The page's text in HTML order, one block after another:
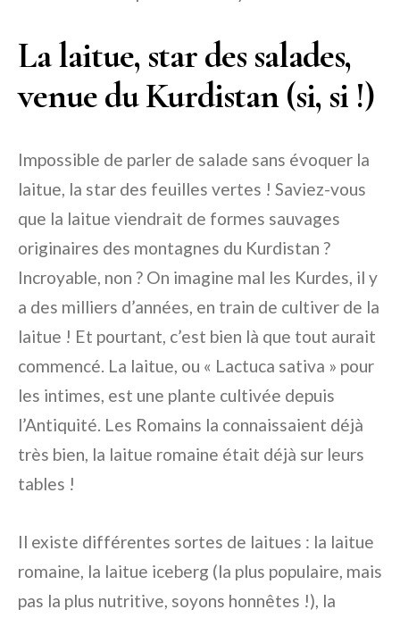
La laitue, star des salades,
venue du Kurdistan (si, si !)
Impossible de parler de salade sans évoquer la
laitue, la star des feuilles vertes ! Saviez-vous
que la laitue viendrait de formes sauvages
originaires des montagnes du Kurdistan ?
Incroyable, non ? On imagine mal les Kurdes, il y
a des milliers d’années, en train de cultiver de la
laitue ! Et pourtant, c’est bien là que tout aurait
commencé. La laitue, ou « Lactuca sativa » pour
les intimes, est une plante cultivée depuis
l’Antiquité. Les Romains la connaissaient déjà
très bien, la laitue romaine était déjà sur leurs
tables !
Il existe différentes sortes de laitues : la laitue
romaine, la laitue iceberg (la plus populaire, mais
pas la plus nutritive, soyons honnêtes !), la